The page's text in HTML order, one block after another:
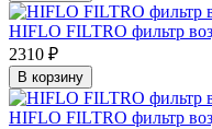
HIFLO FILTRO фильтр
2310 ₽
В корзину
HIFLO FILTRO фильтр